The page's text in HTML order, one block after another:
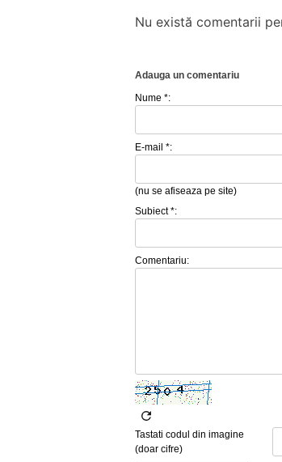
Nu există comentarii
Adauga un comentariu
Nume *:
E-mail *:
(nu se afiseaza pe site)
Subiect *:
Comentariu:
Tastati codul din imagine
(doar cifre)